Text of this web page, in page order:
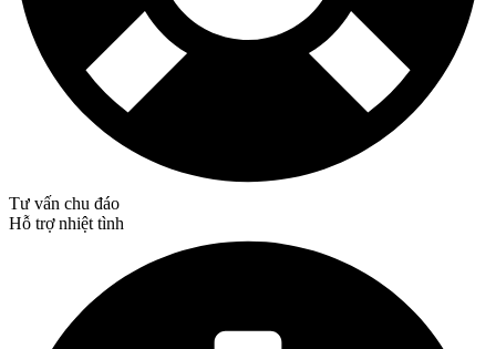
Tư vấn chu đáo
Hỗ trợ nhiệt tình